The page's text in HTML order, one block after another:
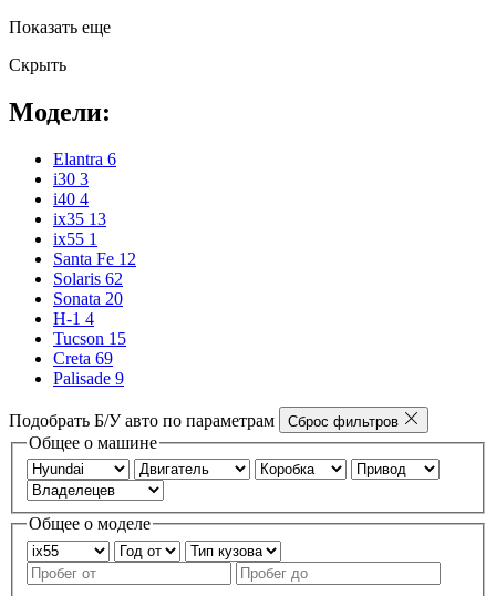
Показать еще
Скрыть
Модели:
Elantra 6
i30 3
i40 4
ix35 13
ix55 1
Santa Fe 12
Solaris 62
Sonata 20
H-1 4
Tucson 15
Creta 69
Palisade 9
Подобрать Б/У авто по параметрам Сброс фильтров
Общее о машине
Общее о моделе